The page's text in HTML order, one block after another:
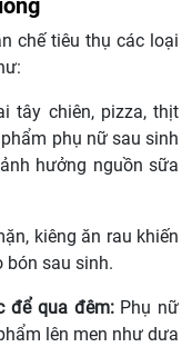
chế tiêu thụ các loại
tây chiên, pizza, thịt
phụ nữ sau sinh
hưởng nguồn sữa
kiêng ăn rau khiến
bón sau sinh.
để qua đêm: Phụ nữ
lên men như dưa